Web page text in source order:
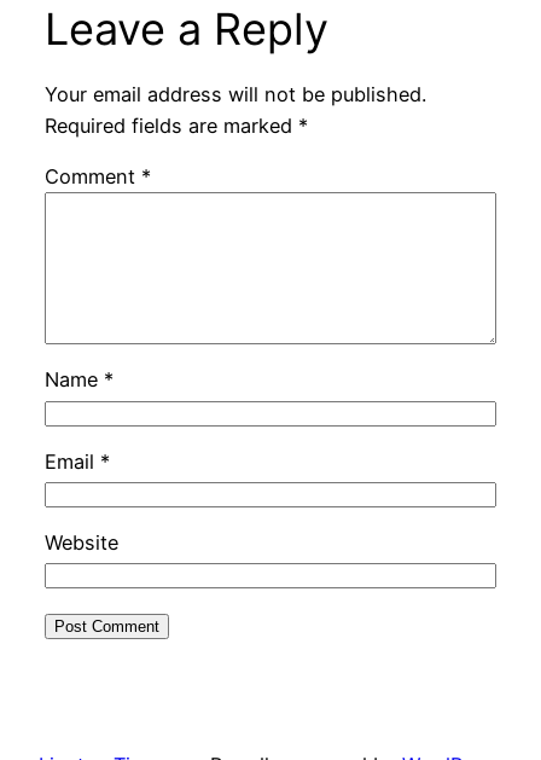
Leave a Reply
Your email address will not be published.
Required fields are marked *
Comment *
Name *
Email *
Website